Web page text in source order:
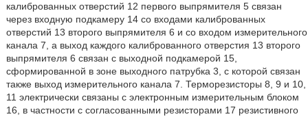
калиброванных отверстий 12 первого выпрямителя 5 связан
через входную подкамеру 14 со входами калиброванных
отверстий 13 второго выпрямителя 6 и со входом измерительного
канала 7, а выход каждого калиброванного отверстия 13 второго
выпрямителя 6 связан с выходной подкамерой 15,
сформированной в зоне выходного патрубка 3, с которой связан
также выход измерительного канала 7. Терморезисторы 8, 9 и 10,
11 электрически связаны с электронным измерительным блоком
16, в частности с согласованными резисторами 17 резистивного